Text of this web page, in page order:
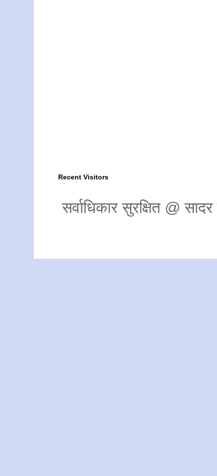
Recent Visitors
सर्वाधिकार सुरक्षित @